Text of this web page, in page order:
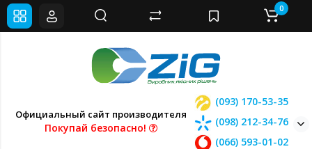
Официальный сайт производителя
Покупай безопасно!
(093) 170-53-35
(098) 212-34-76
(066) 593-01-02
0